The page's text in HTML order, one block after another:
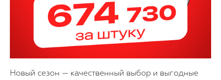
Новый сезон — качественный выбор и выгодные